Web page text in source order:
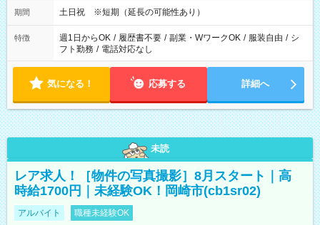
期間 土日祝 ※短期（延長の可能性あり）
特徴 週1日からOK / 履歴書不要 / 副業・WワークOK / 服装自由 / シ
フト勤務 / 電話対応なし
気になる！ 応募する 詳細へ
未読
レア求人！［物件の写真撮影］8月スタート｜高
時給1700円｜未経験OK！岡崎市(cb1sr02)
アルバイト 職種未経験OK